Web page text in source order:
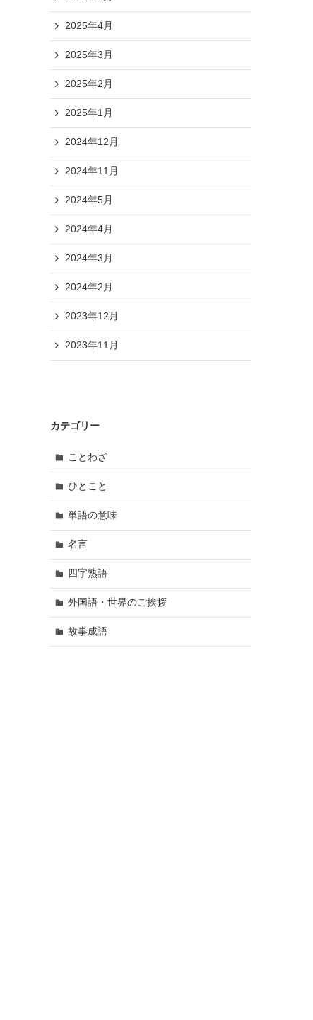
2025年4月
2025年3月
2025年2月
2025年1月
2024年12月
2024年11月
2024年5月
2024年4月
2024年3月
2024年2月
2023年12月
2023年11月
カテゴリー
ことわざ
ひとこと
単語の意味
名言
四字熟語
外国語・世界のご挨拶
故事成語